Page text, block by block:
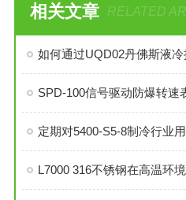
相关文章 RELATED
SPD-100信号驱动防爆转速
L7000 316不锈钢在高温环